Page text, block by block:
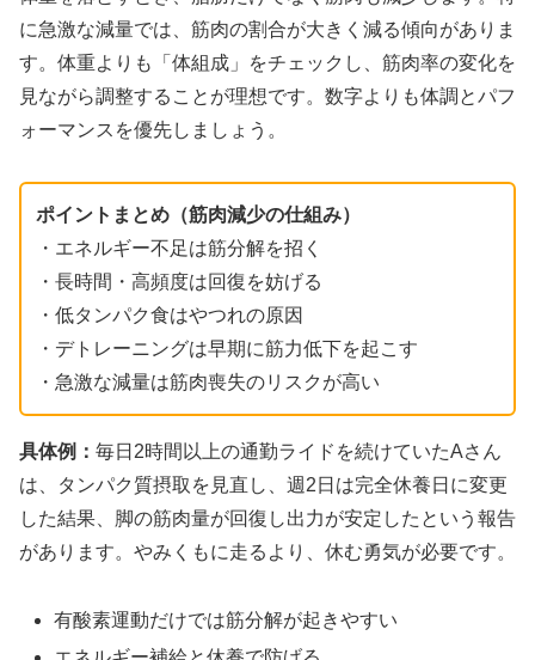
に急激な減量では、筋肉の割合が大きく減る傾向がありま
す。体重よりも「体組成」をチェックし、筋肉率の変化を
見ながら調整することが理想です。数字よりも体調とパフ
ォーマンスを優先しましょう。
ポイントまとめ（筋肉減少の仕組み）
・エネルギー不足は筋分解を招く
・長時間・高頻度は回復を妨げる
・低タンパク食はやつれの原因
・デトレーニングは早期に筋力低下を起こす
・急激な減量は筋肉喪失のリスクが高い
具体例： 毎日2時間以上の通勤ライドを続けていたAさん
は、タンパク質摂取を見直し、週2日は完全休養日に変更
した結果、脚の筋肉量が回復し出力が安定したという報告
があります。やみくもに走るより、休む勇気が必要です。
有酸素運動だけでは筋分解が起きやすい